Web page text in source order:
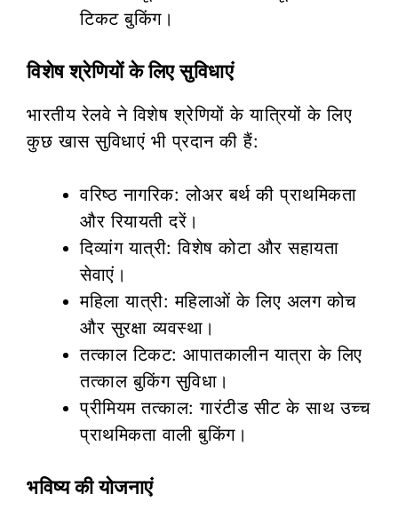
टिकट बुकिंग।
विशेष श्रेणियों के लिए सुविधाएं
भारतीय रेलवे ने विशेष श्रेणियों के यात्रियों के लिए
कुछ खास सुविधाएं भी प्रदान की हैं:
वरिष्ठ नागरिक: लोअर बर्थ की प्राथमिकता
और रियायती दरें।
दिव्यांग यात्री: विशेष कोटा और सहायता
सेवाएं।
महिला यात्री: महिलाओं के लिए अलग कोच
और सुरक्षा व्यवस्था।
तत्काल टिकट: आपातकालीन यात्रा के लिए
तत्काल बुकिंग सुविधा।
प्रीमियम तत्काल: गारंटीड सीट के साथ उच्च
प्राथमिकता वाली बुकिंग।
भविष्य की योजनाएं